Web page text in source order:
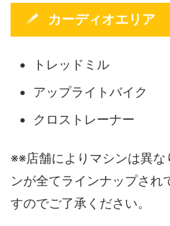
カーディオエリア
トレッドミル
アップライトバイク
クロストレーナー
※※店舗によりマシンは異
ンが全てラインナップされ
すのでご了承ください。